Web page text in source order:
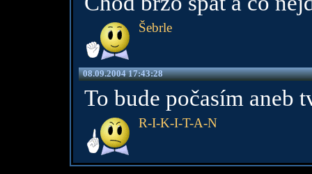
Šebrle
08.09.2004 17:43:28
To bude počasím aneb
R-I-K-I-T-A-N